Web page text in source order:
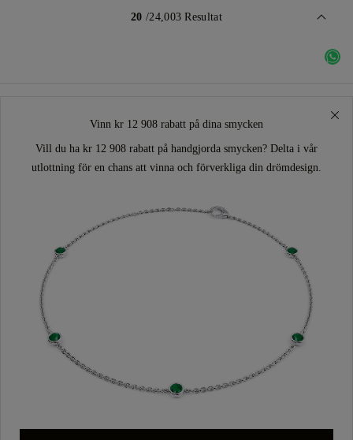
20 /24,003 Resultat
Vinn kr 12 908 rabatt på dina smycken
Vill du ha kr 12 908 rabatt på handgjorda smycken? Delta i vår
utlottning för en chans att vinna och förverkliga din drömdesign.